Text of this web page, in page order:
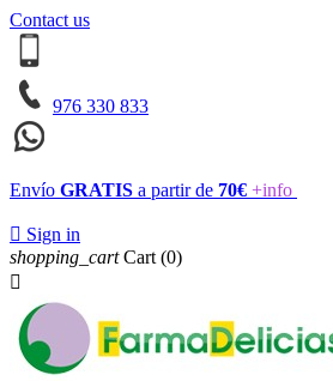
Contact us
976 330 833
Envío GRATIS a partir de 70€ +info
 Sign in
shopping_cart Cart (0)
